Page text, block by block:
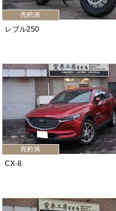
レブル250
CX-8